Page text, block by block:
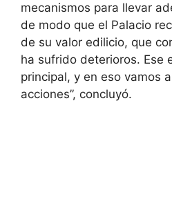
mecanismos para llevar
de modo que el Palacio
de su valor edilicio, que
ha sufrido deterioros. Ese
principal, y en eso vamos
acciones”, concluyó.